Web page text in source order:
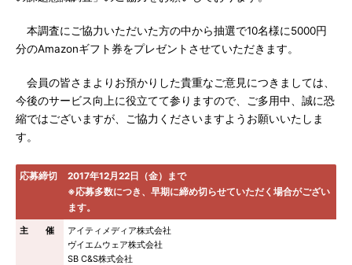
本調査にご協力いただいた方の中から抽選で10名様に5000円
分のAmazonギフト券をプレゼントさせていただきます。
会員の皆さまよりお預かりした貴重なご意見につきましては、
今後のサービス向上に役立てて参りますので、ご多用中、誠に恐
縮ではございますが、ご協力くださいますようお願いいたしま
す。
応募締切
2017年12月22日（金）まで
※応募多数につき、早期に締め切らせていただく場合がござい
ます。
主 催
アイティメディア株式会社
ヴイエムウェア株式会社
SB C&S株式会社